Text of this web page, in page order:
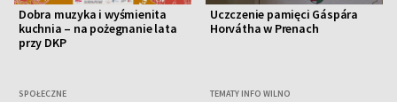
Dobra muzyka i wyśmienita
kuchnia – na pożegnanie lata
przy DKP
SPOŁECZNE
Uczczenie pamięci Gáspára
Horvátha w Prenach
TEMATY INFO WILNO